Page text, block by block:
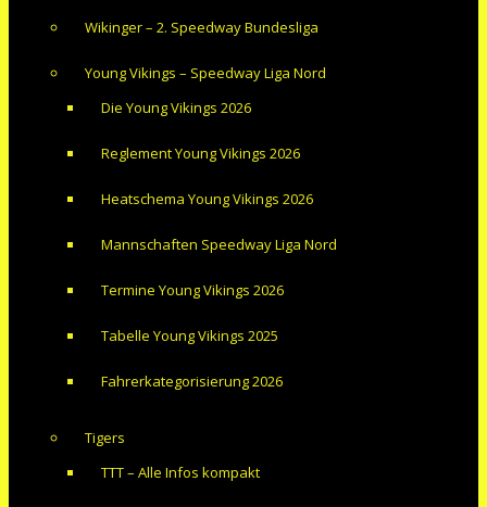
Wikinger – 2. Speedway Bundesliga
Young Vikings – Speedway Liga Nord
Die Young Vikings 2026
Reglement Young Vikings 2026
Heatschema Young Vikings 2026
Mannschaften Speedway Liga Nord
Termine Young Vikings 2026
Tabelle Young Vikings 2025
Fahrerkategorisierung 2026
Tigers
TTT – Alle Infos kompakt